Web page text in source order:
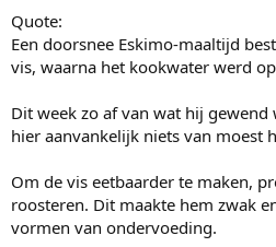
Quote:
Een doorsnee Eskimo-maaltijd
vis, waarna het kookwater werd
Dit week zo af van wat hij gewend
hier aanvankelijk niets van moest
Om de vis eetbaarder te maken,
roosteren. Dit maakte hem zwak
vormen van ondervoeding.